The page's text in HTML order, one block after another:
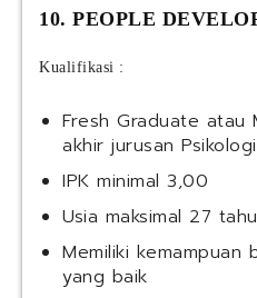
10. PEOPLE
Kualifikasi :
Fresh Graduate atau
akhir jurusan Psikologi
IPK minimal 3,00
Usia maksimal 27
Memiliki kemampuan
yang baik